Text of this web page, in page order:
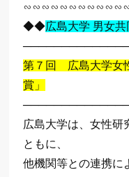
◆◆広島大学 男女
第７回 広島大学女
賞」
広島大学は、女性研
ともに、
他機関等との連携に